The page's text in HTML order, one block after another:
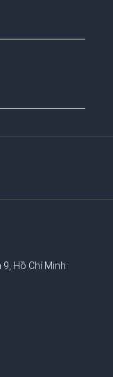
Hồ Chí Minh